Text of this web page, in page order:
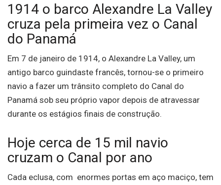
1914 o barco Alexandre La Valley
cruza pela primeira vez o Canal
do Panamá
Em 7 de janeiro de 1914, o Alexandre La Valley, um
antigo barco guindaste francês, tornou-se o primeiro
navio a fazer um trânsito completo do Canal do
Panamá sob seu próprio vapor depois de atravessar
durante os estágios finais de construção.
Hoje cerca de 15 mil navio
cruzam o Canal por ano
Cada eclusa, com enormes portas em aço maciço, tem